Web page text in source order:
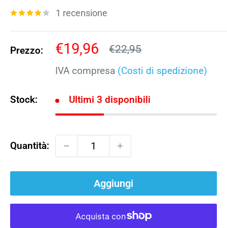
1 recensione
Prezzo:
Prezzo
scontato
€19,96 Prezzo
€22,95
IVA compresa (Costi di spedizione)
Stock: Ultimi 3 disponibili
Quantità:
Aggiungi